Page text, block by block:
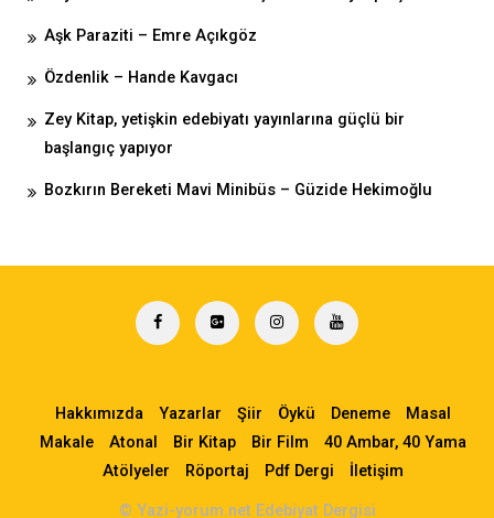
Aşk Paraziti – Emre Açıkgöz
Özdenlik – Hande Kavgacı
Zey Kitap, yetişkin edebiyatı yayınlarına güçlü bir
başlangıç yapıyor
Bozkırın Bereketi Mavi Minibüs – Güzide Hekimoğlu
Hakkımızda Yazarlar Şiir Öykü Deneme
Masal
Makale
Atonal Bir Kitap Bir Film
40 Ambar, 40 Yama
Atölyeler
Röportaj Pdf Dergi İletişim
© Yazi-yorum.net Edebiyat Dergisi